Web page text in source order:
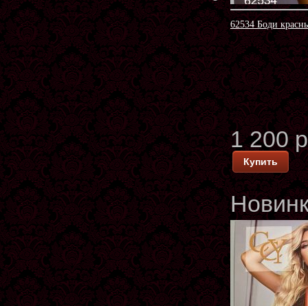
62534 Боди
1 200
Купить